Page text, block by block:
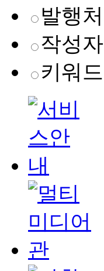
발행처
작성자
키워드